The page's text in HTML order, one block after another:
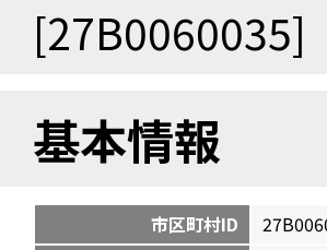
[27B0060035]
基本情報
市区町村ID